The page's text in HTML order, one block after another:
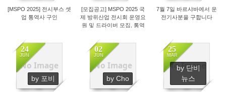
[MSPO 2025] 전시부스 셋
업 통역사 구인
[모집공고] MSPO 2025 국
제 방위산업 전시회 운영요
원 및 드라이버 모집, 통역
업무 입니다.
7월 7일 바르샤바에서 운
전기사분을 구합니다
No Image
24
JUN
by 포비
921 No Image
02
JUN
by Cho
1067 No Image
25
MAR
by 단비
뉴스
1265